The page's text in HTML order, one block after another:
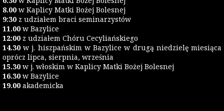
8.00 w Kaplicy Matki Bożej Bolesnej
9:30 z udziałem braci seminarzystów
11.00 w Bazylice
12:00 z udziałem Chóru Cecyliańskiego
14.30 w j. hiszpańskim w Bazylice w drugą niedzielę miesiąca
oprócz lipca, sierpnia, września
15.30 w j. włoskim w Kaplicy Matki Bożej Bolesnej
16.30 w Bazylice
19.00 akademicka